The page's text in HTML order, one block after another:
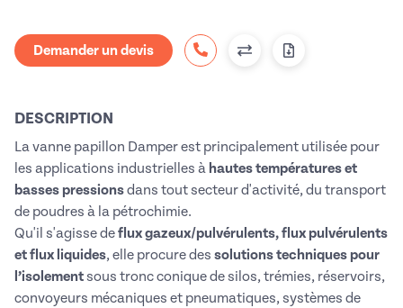
Demander un devis
DESCRIPTION
La vanne papillon Damper est principalement utilisée pour
les applications industrielles à hautes températures et
basses pressionsdans tout secteur d'activité, du transport
de poudres à la pétrochimie.
Qu'il s'agisse deflux gazeux/pulvérulents, flux pulvérulents
et flux liquides, elle procure des solutions techniques pour
l’isolementsous tronc conique de silos, trémies, réservoirs,
convoyeurs mécaniques et pneumatiques, systèmes de